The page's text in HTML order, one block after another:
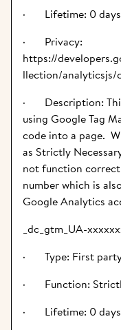
·       Lifetime: 0 days
·       Privacy:
https://
llection/analyticsjs/
·
using Google Tag
code into a page.
as Strictly
not function
number which is
Google Analytics
_dc_gtm_UA-
·       Type: First
·       Function:
·       Lifetime: 0 days